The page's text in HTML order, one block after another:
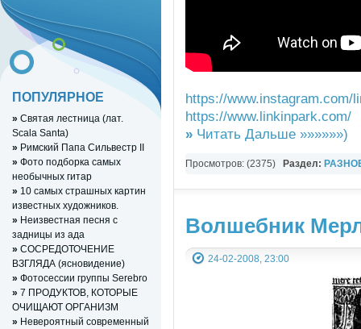
https://www.instagram.com/
https://www.linkinpark.com/​
» Читать Дальше »»»»»»)
Просмотров: (2375) Раздел:
Волшебник
24-02-2008, 23:00
ПОПУЛЯРНОЕ
» Святая лестница (лат.
Scala Santa)
» Римский Папа Сильвестр II
» Фото подборка самых
необычных гитар
» 10 самых страшных картин
известных художников.
» Неизвестная песня с
задницы из ада
» СОСРЕДОТОЧЕНИЕ
ВЗГЛЯДА (ясновидение)
» Фотосессии группы Serebro
» 7 ПРОДУКТОВ, КОТОРЫЕ
ОЧИЩАЮТ ОРГАНИЗМ
» Невероятный современный